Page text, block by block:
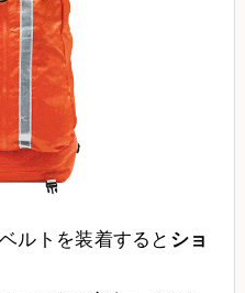
ルトを装着すると ショ